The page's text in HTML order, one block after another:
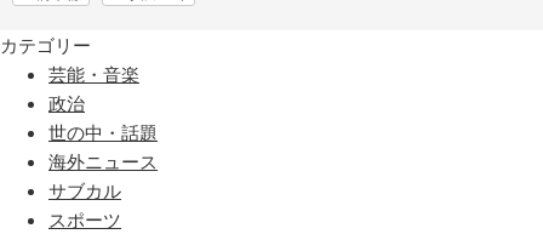
カテゴリー
芸能・音楽
政治
世の中・話題
海外ニュース
サブカル
スポーツ